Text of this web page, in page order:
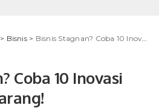
> Bisnis> Bisnis Stagnan? Coba 10 Inovasi Digital Ini Sekarang!
Coba 10 Inovasi